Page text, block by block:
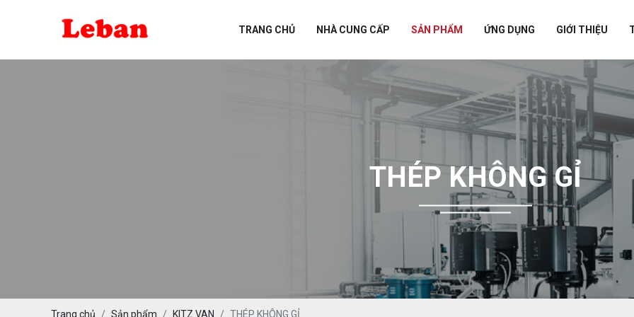
TRANG CHỦ NHÀ CUNG CẤP SẢN PHẨM ỨNG DỤNG GIỚI THIỆU
MR.FLEX RUBBER CONNECTORS
THÉP KHÔNG GỈ
Trang chủ Sản phẩm KITZ VAN THÉP KHÔNG GỈ